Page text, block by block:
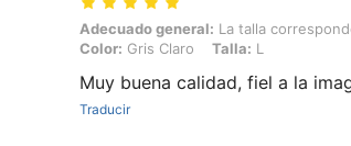
Adecuado general: La talla corresponde,
Adecuado general: La talla
Color: Gris Claro Talla: L
Muy buena calidad, fiel a la
Traducir